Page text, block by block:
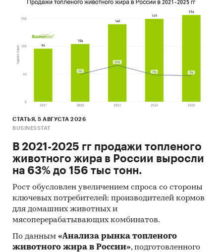
СТАТЬЯ, 5 АВГУСТА 2026
BUSINESSTAT
В 2021-2025 гг продажи топленого
животного жира в России выросли
на 63% до 156 тыс тонн.
Рост обусловлен увеличением спроса со стороны
ключевых потребителей: производителей кормов
для домашних животных и
мясоперерабатывающих комбинатов.
По данным «Анализа рынка топленого
животного жира в России», подготовленного